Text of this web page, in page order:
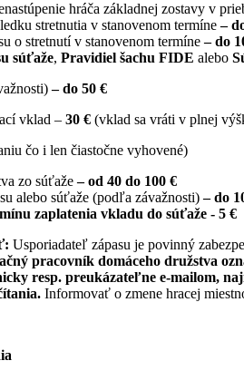
hráča základnej zostavy v
stretnutia v stanovenom termíne–
o stretnutí v stanovenom termíne– do
súťaže, Pravidiel šachu FIDE alebo
– do 50 €
vklad – 30 € (vklad sa vráti v plnej
čo i len čiastočne vyhovené)
zo súťaže– od 40 do 100 €
alebo súťaže (podľa závažnosti)– do
zaplatenia vkladu do súťaže - 5 €
Usporiadateľ zápasu je povinný
pracovník domáceho družstva
resp. preukázateľne e-mailom,
Informovať o zmene hracej